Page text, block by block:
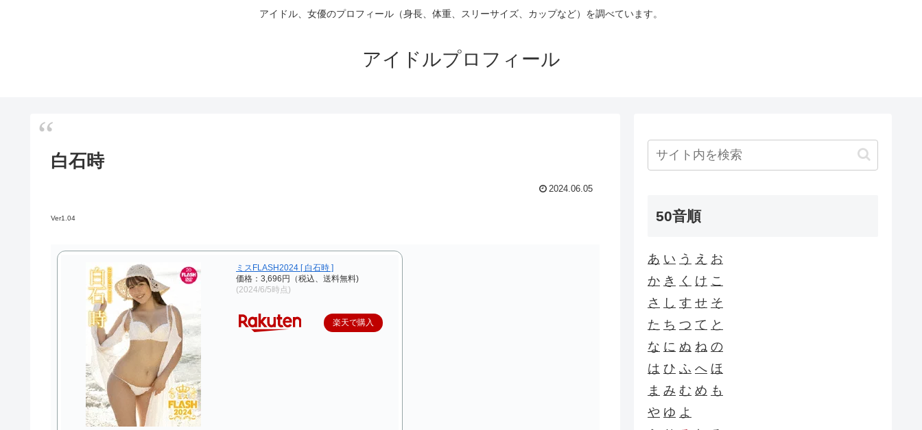
アイドル、女優のプロフィール（身長、体重、スリーサイズ、カップなど）を調べています。
アイドルプロフィール
白石時
2024.06.05
Ver1.04
ミスFLASH2024 [ 白石時 ]
価格：3,696円（税込、送料無料)
(2024/6/5時点)
楽天で購入
50音順
あ い う え お
か き く け こ
さ
し す せ そ
た ち つ て と
な に ぬ ね の
は ひ ふ へ ほ
ま み む め も
や ゆ よ